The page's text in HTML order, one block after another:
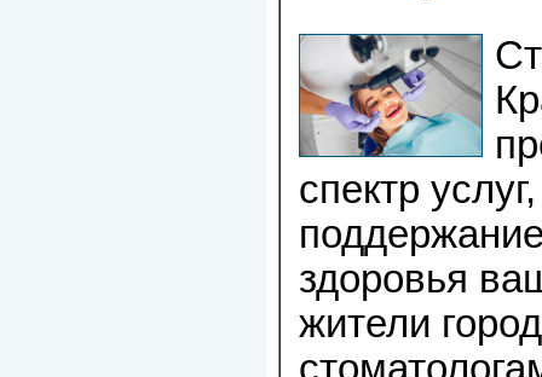
спектр
здоровья
жители